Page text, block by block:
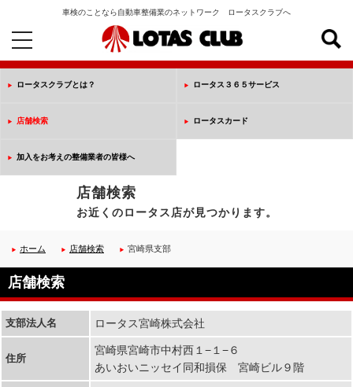
車検のことなら自動車整備業のネットワーク ロータスクラブへ
toggle
navigation
ロータスクラブとは？ ロータス３６５サービス
店舗検索 ロータスカード
加入をお考えの整備業者の皆様へ
店舗検索
お近くのロータス店が見つかります。
ホーム 店舗検索 宮崎県支部
店舗検索
支部法人名 ロータス宮崎株式会社
住所
宮崎県宮崎市中村西１−１−６
あいおいニッセイ同和損保 宮崎ビル９階